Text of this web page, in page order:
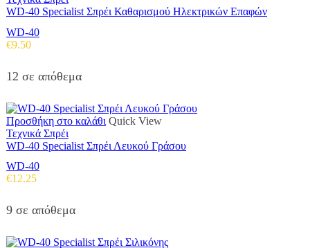
WD-40 Specialist Σπρέι Καθαρισμού Ηλεκτρικών Επαφών
WD-40
€9.50
12 σε απόθεμα
Προσθήκη στο καλάθι Quick View
Τεχνικά Σπρέι
WD-40 Specialist Σπρέι Λευκού Γράσου
WD-40
€12.25
9 σε απόθεμα